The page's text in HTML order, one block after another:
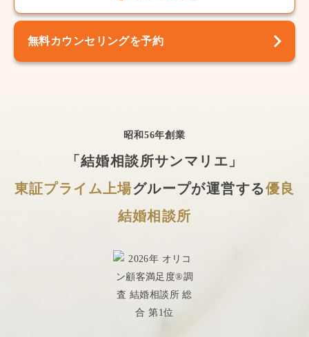
無料カウンセリングを予約
昭和56年創業
「結婚相談所サンマリエ」
東証プライム上場グループが運営する優良
結婚相談所